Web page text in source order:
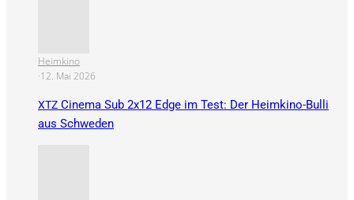
Heimkino
·12. Mai 2026
XTZ Cinema Sub 2x12 Edge im Test: Der Heimkino-Bulli
aus Schweden